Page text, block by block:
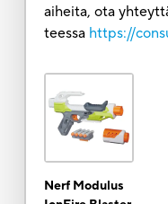
aiheita, ota
teessa https://
Nerf Modulus